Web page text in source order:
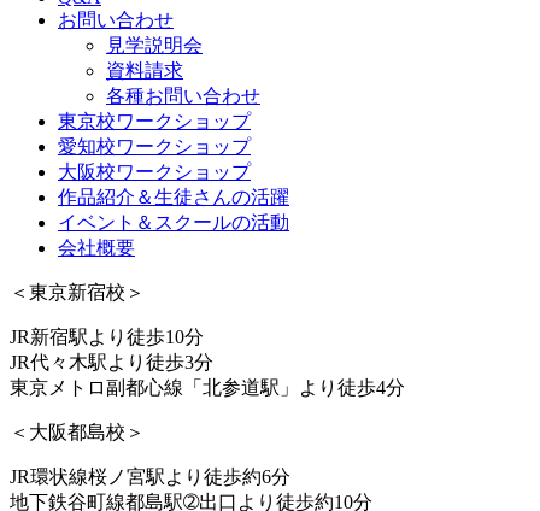
お問い合わせ
見学説明会
資料請求
各種お問い合わせ
東京校ワークショップ
愛知校ワークショップ
大阪校ワークショップ
作品紹介＆生徒さんの活躍
イベント＆スクールの活動
会社概要
＜東京新宿校＞
JR新宿駅より徒歩10分
JR代々木駅より徒歩3分
東京メトロ副都心線「北参道駅」より徒歩4分
＜大阪都島校＞
JR環状線桜ノ宮駅より徒歩約6分
地下鉄谷町線都島駅➁出口より徒歩約10分